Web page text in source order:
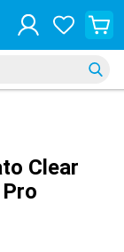
Clear